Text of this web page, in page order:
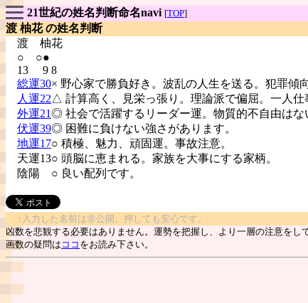
21世紀の姓名判断命名navi [TOP]
渡 柚花 の姓名判断
渡 柚花
○ ○●
13 9 8
総運30× 野心家で勝負好き。波乱の人生を送る。犯罪傾
人運22△ 計算高く、見栄っ張り。理論派で偏屈。一人仕
外運21◎ 社会で活躍するリーダー運。物質的不自由はな
伏運39◎ 困難に負けない強さがあります。
地運17○ 積極、魅力、頑固運。事故注意。
天運13○ 頭脳に恵まれる。家族を大事にする家柄。
陰陽 ○ 良い配列です。
↑入力した名前は非公開。押しても安心です。
凶数を悲観する必要はありません。運勢を把握し、より一層の注意をし
画数の疑問は ココ をお読み下さい。